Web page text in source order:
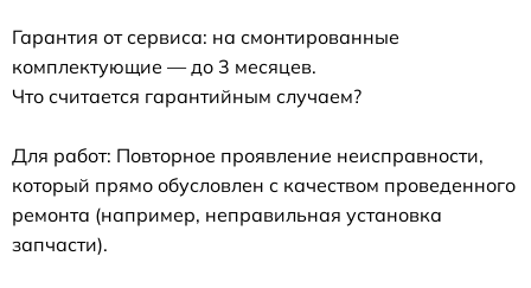
Гарантия от сервиса: на смонтированные
комплектующие — до 3 месяцев.
Что считается гарантийным случаем?
Для работ: Повторное проявление неисправности,
который прямо обусловлен с качеством проведенного
ремонта (например, неправильная установка
запчасти).